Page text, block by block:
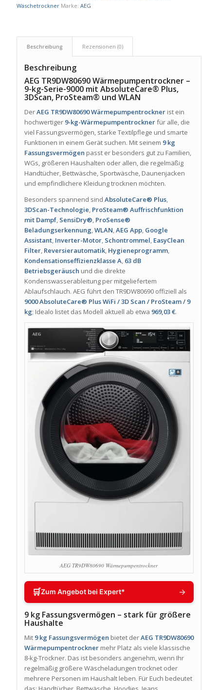
Wäschetrockner Marke: AEG
Beschreibung Rezensionen (0)
Beschreibung
AEG TR9DW80690 Wärmepumpentrockner –
9-kg-Serie-9000 mit AbsoluteCare® Plus,
3DScan, ProSteam® und WLAN
DerAEG TR9DW80690 Wärmepumpentrocknerist ein
hochwertiger 9-kg-Wärmepumpentrocknerfür alle, die
viel Fassungsvermögen, starke Textilpflege und smarte
Funktionen in einem Gerät suchen. Mit seinem 9 kg
Fassungsvermögen passt er besonders gut zu Familien,
WGs, größeren Haushalten oder allen, die regelmäßig
Handtücher, Bettwäsche, Sportwäsche, Daunenjacken
und empfindlichere Kleidung trocknen möchten.
Besonders spannend sind AbsoluteCare® Plus,
3DScan-Technologie ProSteam® Auffrischfunktion
mit Dampf, SensiDry® ProSense®
Beladungserkennung WLAN AEG App, Google
Assistant, Inverter-Motor, Schontrommel EasyClean
Filter, Reversierautomatik, Hygieneprogramm,
Kondensationseffizienzklasse A 63 dB
Betriebsgeräusch und die direkte
Kondenswasserableitung per mitgeliefertem
Ablaufschlauch. AEG führt den TR9DW80690 offiziell als
9000 AbsoluteCare® Plus WiFi / 3D Scan / ProSteam / 9
kg; Idealo listet das Modell aktuell ab etwa 969,03 €.
AEG TR9DW80690 Wärmepumpentrockner
🛒Zum Angebot bei Expert* →
9 kg Fassungsvermögen – stark für größere
Haushalte
Mit 9 kg Fassungsvermögen bietet derAEG TR9DW80690
Wärmepumpentrocknermehr Platz als viele klassische
8-kg-Trockner. Das ist besonders angenehm, wenn Ihr
regelmäßig größere Wäscheladungen trocknet oder
mehrere Personen im Haushalt leben. Für Euch bedeutet